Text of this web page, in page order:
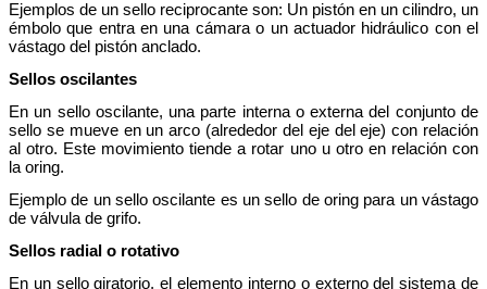
Ejemplos de un sello reciprocante son: Un pistón en un cilindro, un
émbolo que entra en una cámara o un actuador hidráulico con el
vástago del pistón anclado.
Sellos oscilantes
En un sello oscilante, una parte interna o externa del conjunto de
sello se mueve en un arco (alrededor del eje del eje) con relación
al otro. Este movimiento tiende a rotar uno u otro en relación con
la oring.
Ejemplo de un sello oscilante es un sello de oring para un vástago
de válvula de grifo.
Sellos radial o rotativo
En un sello giratorio, el elemento interno o externo del sistema de